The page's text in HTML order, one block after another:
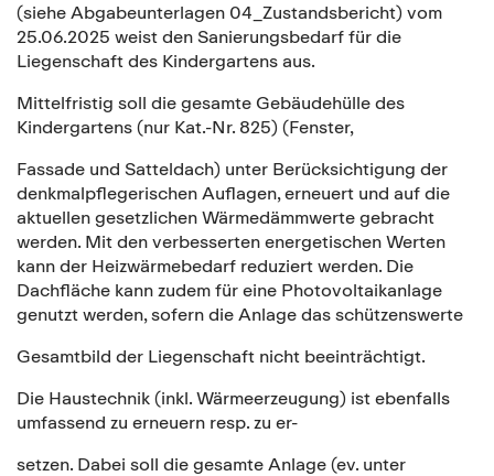
(siehe Abgabeunterlagen 04_Zustandsbericht) vom
25.06.2025 weist den Sanierungsbedarf für die
Liegenschaft des Kindergartens aus.
Mittelfristig soll die gesamte Gebäudehülle des
Kindergartens (nur Kat.-Nr. 825) (Fenster,
Fassade und Satteldach) unter Berücksichtigung der
denkmalpflegerischen Auflagen, erneuert und auf die
aktuellen gesetzlichen Wärmedämmwerte gebracht
werden. Mit den verbesserten energetischen Werten
kann der Heizwärmebedarf reduziert werden. Die
Dachfläche kann zudem für eine Photovoltaikanlage
genutzt werden, sofern die Anlage das schützenswerte
Gesamtbild der Liegenschaft nicht beeinträchtigt.
Die Haustechnik (inkl. Wärmeerzeugung) ist ebenfalls
umfassend zu erneuern resp. zu er-
setzen. Dabei soll die gesamte Anlage (ev. unter